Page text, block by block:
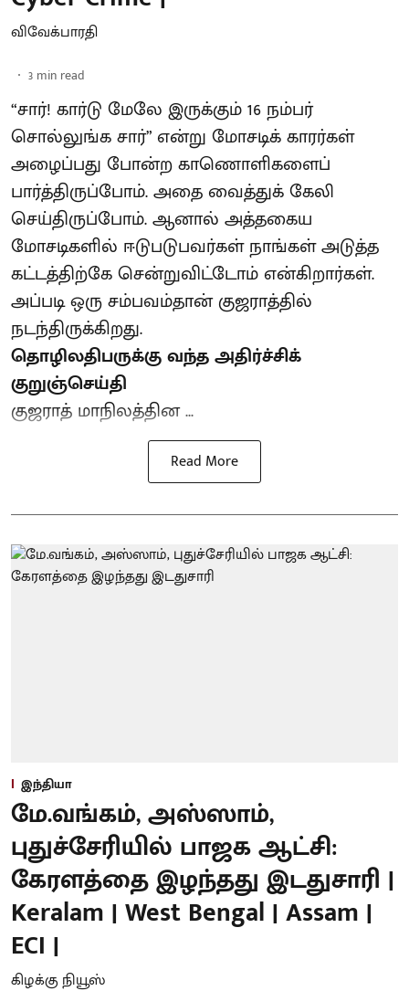
விவேக்பாரதி
3 min read
“சார்! கார்டு மேலே இருக்கும் 16 நம்பர்
சொல்லுங்க சார்” என்று மோசடிக் காரர்கள்
அழைப்பது போன்ற காணொளிகளைப்
பார்த்திருப்போம். அதை வைத்துக் கேலி
செய்திருப்போம். ஆனால் அத்தகைய
மோசடிகளில் ஈடுபடுபவர்கள் நாங்கள் அடுத்த
கட்டத்திற்கே சென்றுவிட்டோம் என்கிறார்கள்.
அப்படி ஒரு சம்பவம்தான் குஜராத்தில்
நடந்திருக்கிறது.
தொழிலதிபருக்கு வந்த அதிர்ச்சிக்
குறுஞ்செய்தி
குஜராத் மாநிலத்தின ...
Read More
இந்தியா
மே.வங்கம், அஸ்ஸாம்,
புதுச்சேரியில் பாஜக ஆட்சி:
கேரளத்தை இழந்தது இடதுசாரி |
Keralam | West Bengal | Assam |
ECI |
கிழக்கு நியூஸ்